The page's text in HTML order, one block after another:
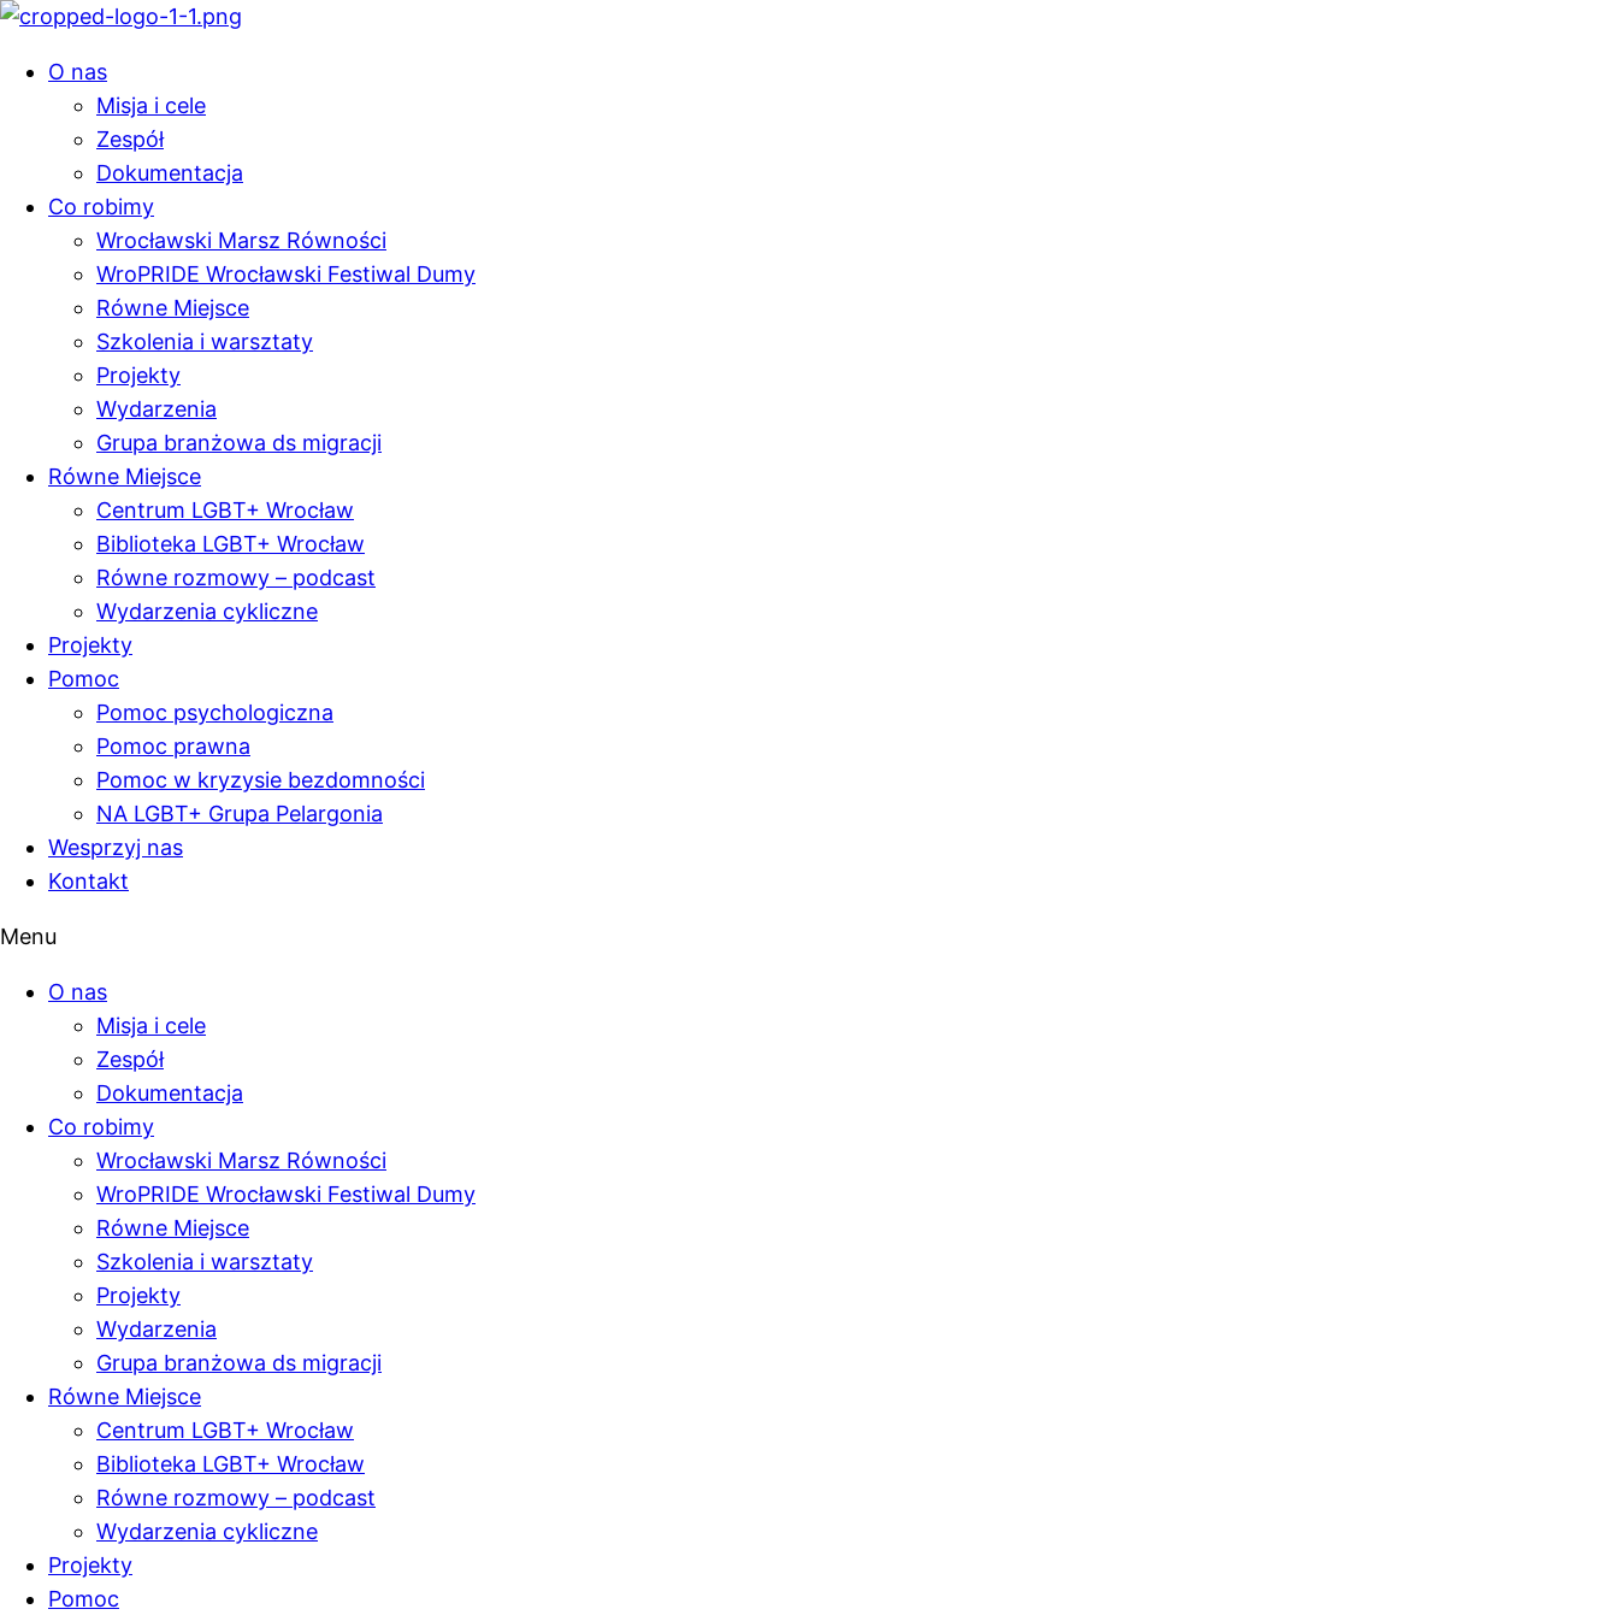
O nas
Misja i cele
Zespół
Dokumentacja
Co robimy
Wrocławski Marsz Równości
WroPRIDE Wrocławski Festiwal Dumy
Równe Miejsce
Szkolenia i warsztaty
Projekty
Wydarzenia
Grupa branżowa ds migracji
Równe Miejsce
Centrum LGBT+ Wrocław
Biblioteka LGBT+ Wrocław
Równe rozmowy – podcast
Wydarzenia cykliczne
Projekty
Pomoc
Pomoc psychologiczna
Pomoc prawna
Pomoc w kryzysie bezdomności
NA LGBT+ Grupa Pelargonia
Wesprzyj nas
Kontakt
Menu
O nas
Misja i cele
Zespół
Dokumentacja
Co robimy
Wrocławski Marsz Równości
WroPRIDE Wrocławski Festiwal Dumy
Równe Miejsce
Szkolenia i warsztaty
Projekty
Wydarzenia
Grupa branżowa ds migracji
Równe Miejsce
Centrum LGBT+ Wrocław
Biblioteka LGBT+ Wrocław
Równe rozmowy – podcast
Wydarzenia cykliczne
Projekty
Pomoc